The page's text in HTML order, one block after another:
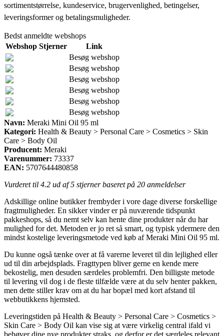
sortimentstørrelse, kundeservice, brugervenlighed, betingelser,
leveringsformer og betalingsmuligheder.
Bedst anmeldte webshops
Webshop Stjerner
Link
Besøg webshop
Besøg webshop
Besøg webshop
Besøg webshop
Besøg webshop
Besøg webshop
Navn: Meraki Mini Oil 95 ml
Kategori: Health & Beauty > Personal Care > Cosmetics > Skin
Care > Body Oil
Producent: Meraki
Varenummer: 73337
EAN: 5707644480858
Vurderet til 4.2 ud af 5 stjerner baseret på 20 anmeldelser
Adskillige online butikker frembyder i vore dage diverse forskellige
fragtmuligheder. En sikker vinder er på nuværende tidspunkt
pakkeshops, så du nemt selv kan hente dine produkter når du har
mulighed for det. Metoden er jo ret så smart, og typisk ydermere den
mindst kostelige leveringsmetode ved køb af Meraki Mini Oil 95 ml.
Du kunne også tænke over at få varerne leveret til din lejlighed eller
ud til din arbejdsplads. Fragttypen bliver gerne en kende mere
bekostelig, men desuden særdeles problemfri. Den billigste metode
til levering vil dog i de fleste tilfælde være at du selv henter pakken,
men dette stiller krav om at du har bopæl med kort afstand til
webbutikkens hjemsted.
Leveringstiden på Health & Beauty > Personal Care > Cosmetics >
Skin Care > Body Oil kan vise sig at være virkelig central ifald vi
behøver dine nye produkter straks, og derfor er det særdeles relevant